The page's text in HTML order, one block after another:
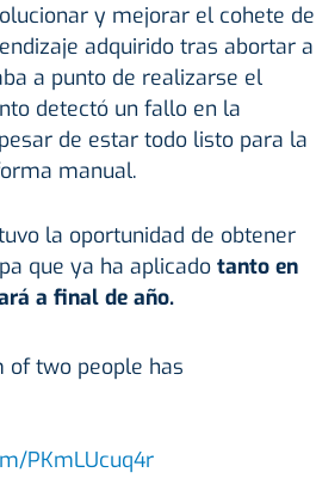
y mejorar el cohete de
adquirido tras abortar a
a punto de realizarse el
detectó un fallo en la
de estar todo listo para la
manual.
la oportunidad de obtener
que ya ha aplicado tanto en
a final de año.
of two people has
PKmLUcuq4r